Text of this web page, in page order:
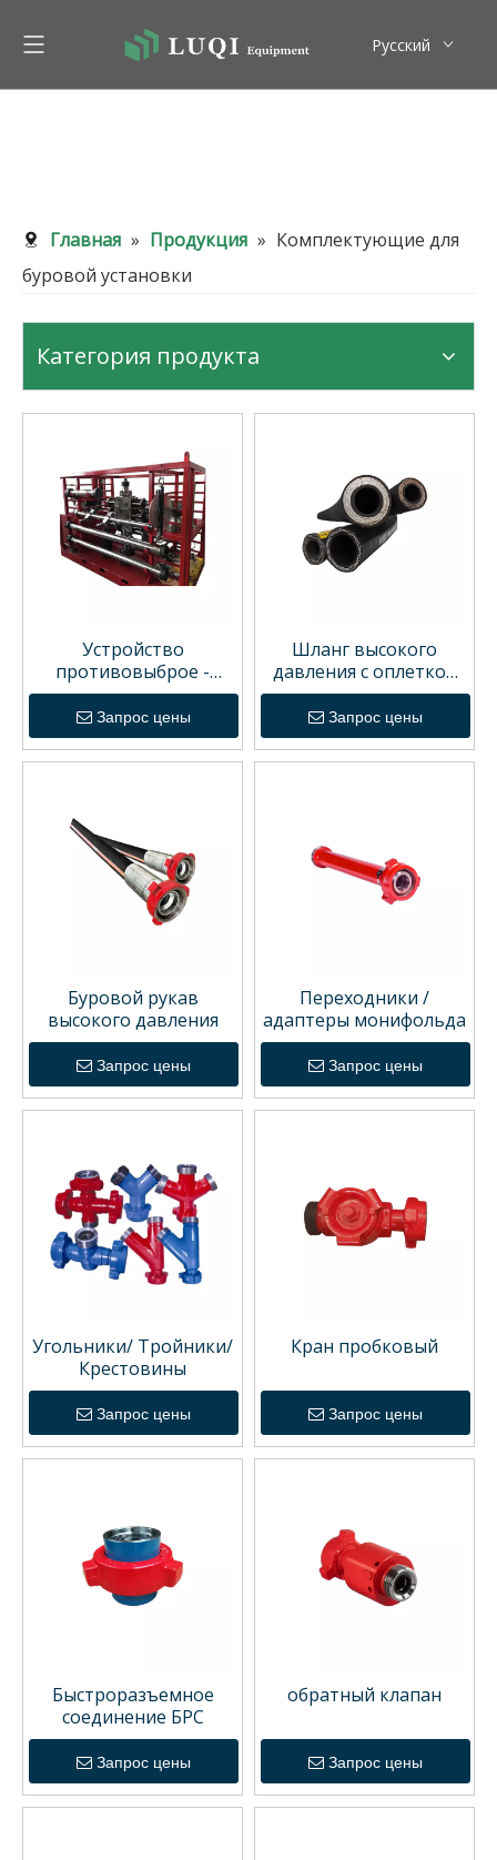
Pусский
Главная » Продукция » Комплектующие для
буровой установки
Категория продукта
Устройство
противовыброе -
превентор троса/
кабеля
Запрос цены
Шланг высокого
давления с оплеткой
металла
Запрос цены
Буровой рукав
высокого давления
Запрос цены
Переходники /
адаптеры монифольда
Запрос цены
Угольники/ Тройники/
Крестовины
Запрос цены
Кран пробковый
Запрос цены
Быстроразъемное
соединение БРС
Запрос цены
обратный клапан
Запрос цены